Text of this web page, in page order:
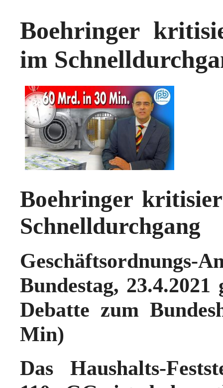
Boehringer
im
Boehringer
Schnelldurchgang
Bundestag,
Debatte zum
Min)
Das Haushalts-